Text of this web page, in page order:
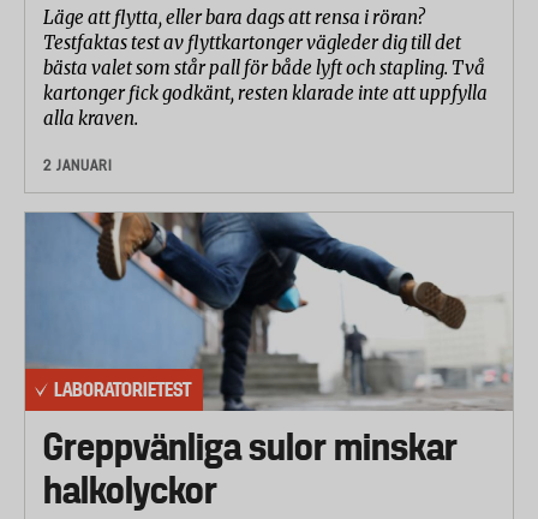
Läge att flytta, eller bara dags att rensa i röran?
Testfaktas test av flyttkartonger vägleder dig till det
bästa valet som står pall för både lyft och stapling. Två
kartonger fick godkänt, resten klarade inte att uppfylla
alla kraven.
2 JANUARI
LABORATORIETEST
Greppvänliga sulor minskar
halkolyckor